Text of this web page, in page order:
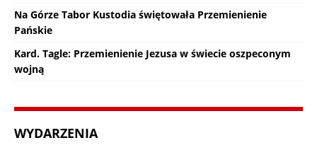
Na Górze Tabor Kustodia świętowała Przemienienie
Pańskie
Kard. Tagle: Przemienienie Jezusa w świecie oszpeconym
wojną
WYDARZENIA